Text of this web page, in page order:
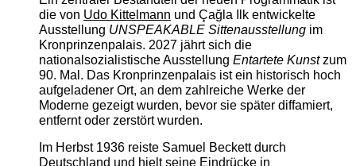
die von Udo Kittelmann und Çağla Ilk entwickelte
Ausstellung UNSPEAKABLE Sittenausstellungim
Kronprinzenpalais. 2027 jährt sich die
nationalsozialistische Ausstellung Entartete Kunstzum
90. Mal. Das Kronprinzenpalais ist ein historisch hoch
aufgeladener Ort, an dem zahlreiche Werke der
Moderne gezeigt wurden, bevor sie später diffamiert,
entfernt oder zerstört wurden.
Im Herbst 1936 reiste Samuel Beckett durch
Deutschland und hielt seine Eindrücke in